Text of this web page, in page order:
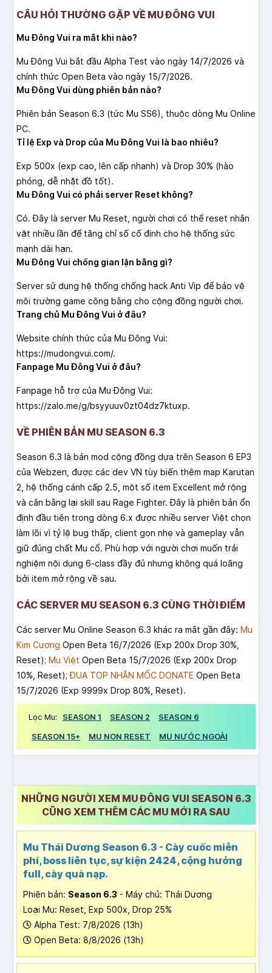
CÂU HỎI THƯỜNG GẶP VỀ MU ĐÔNG VUI
Mu Đông Vui ra mắt khi nào?
Mu Đông Vui bắt đầu Alpha Test vào ngày 14/7/2026 và
chính thức Open Beta vào ngày 15/7/2026.
Mu Đông Vui dùng phiên bản nào?
Phiên bản Season 6.3 (tức Mu SS6), thuộc dòng Mu Online
PC.
Tỉ lệ Exp và Drop của Mu Đông Vui là bao nhiêu?
Exp 500x (exp cao, lên cấp nhanh) và Drop 30% (hào
phóng, dễ nhặt đồ tốt).
Mu Đông Vui có phải server Reset không?
Có. Đây là server Mu Reset, người chơi có thể reset nhân
vật nhiều lần để tăng chỉ số cố định cho hệ thống sức
mạnh dài hạn.
Mu Đông Vui chống gian lận bằng gì?
Server sử dụng hệ thống chống hack Anti Vip để bảo vệ
môi trường game công bằng cho cộng đồng người chơi.
Trang chủ Mu Đông Vui ở đâu?
Website chính thức của Mu Đông Vui:
https://mudongvui.com/.
Fanpage Mu Đông Vui ở đâu?
Fanpage hỗ trợ của Mu Đông Vui:
https://zalo.me/g/bsyyuuv0zt04dz7ktuxp.
VỀ PHIÊN BẢN MU SEASON 6.3
Season 6.3 là bản mod cộng đồng dựa trên Season 6 EP3
của Webzen, được các dev VN tùy biến thêm map Karutan
2, hệ thống cánh cấp 2.5, một số item Excellent mở rộng
và cân bằng lại skill sau Rage Fighter. Đây là phiên bản ổn
định đầu tiên trong dòng 6.x được nhiều server Việt chọn
làm lõi vì tỷ lệ bug thấp, client gọn nhẹ và gameplay vẫn
giữ đúng chất Mu cổ. Phù hợp với người chơi muốn trải
nghiệm nội dung 6-class đầy đủ nhưng không quá loãng
bởi item mở rộng về sau.
CÁC SERVER MU SEASON 6.3 CÙNG THỜI ĐIỂM
Các server Mu Online Season 6.3 khác ra mắt gần đây: Mu
Kim Cương Open Beta 16/7/2026 (Exp 200x Drop 30%,
Reset); Mu Việt Open Beta 15/7/2026 (Exp 200x Drop
10%, Reset);ĐUA TOP NHẬN MỐC DONATE Open Beta
15/7/2026 (Exp 9999x Drop 80%, Reset).
Lọc Mu: SEASON 1 SEASON 2
SEASON 6
SEASON 15+
MU NON RESET MU NƯỚC NGOÀI
NHỮNG NGƯỜI XEM MU ĐÔNG VUI SEASON 6.3
CŨNG XEM THÊM CÁC MU MỚI RA SAU
Mu Thái Dương Season 6.3 - Cày cuốc miễn
phí, boss liên tục, sự kiện 2424, cộng hưởng
full, cày quà nạp.
Phiên bản: Season 6.3 - Máy chủ: Thái Dương
Loại Mu: Reset, Exp 500x, Drop 25%
Alpha Test: 7/8/2026 (13h)
Open Beta: 8/8/2026 (13h)